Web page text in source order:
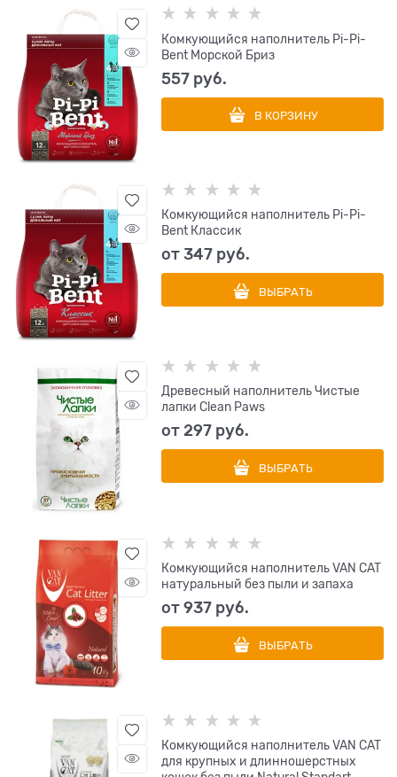
Комкующийся наполнитель Pi-Pi-
Bent Морской Бриз
557 руб.
В КОРЗИНУ
Комкующийся наполнитель Pi-Pi-
Bent Классик
от347 руб.
ВЫБРАТЬ
Древесный наполнитель Чистые
лапки Clean Paws
от297 руб.
ВЫБРАТЬ
Комкующийся наполнитель VAN CAT
натуральный без пыли и запаха
от937 руб.
ВЫБРАТЬ
Комкующийся наполнитель VAN CAT
для крупных и длинношерстных